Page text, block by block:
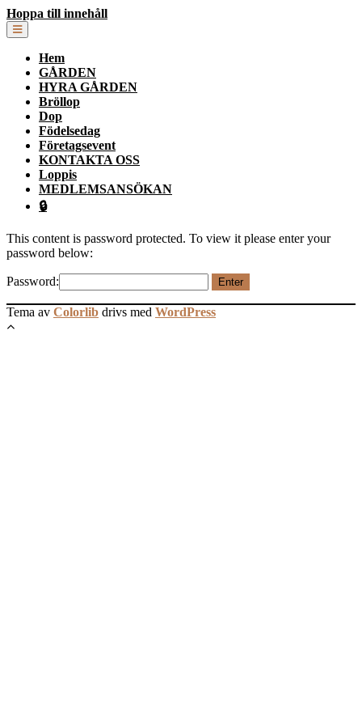
Hoppa till innehåll
Hem
GÅRDEN
HYRA GÅRDEN
Bröllop
Dop
Födelsedag
Företagsevent
KONTAKTA OSS
Loppis
MEDLEMSANSÖKAN
🔒
This content is password protected. To view it please enter your
password below:
Password:
Tema av Colorlib drivs med WordPress